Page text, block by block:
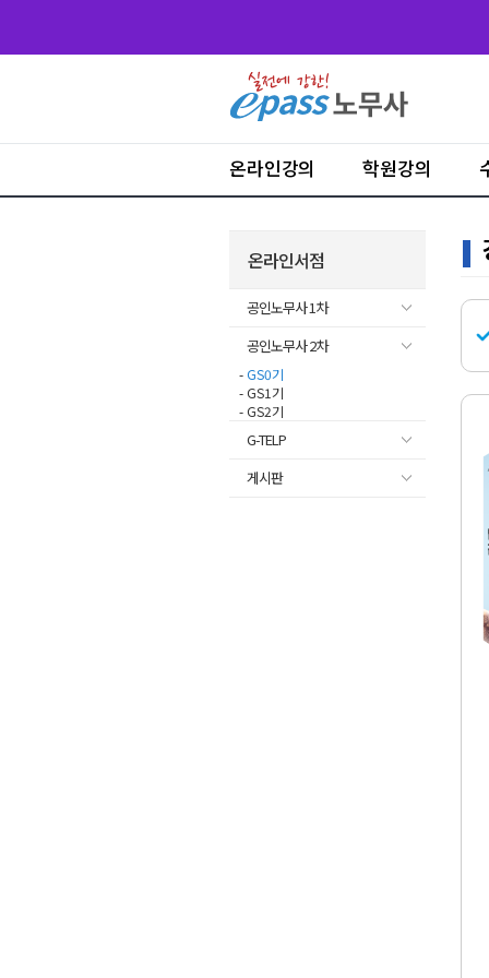
온라인강의 학원강의
온라인서점
공인노무사 1차
공인노무사 2차
-GS0기
- GS1기
- GS2기
G-TELP
게시판